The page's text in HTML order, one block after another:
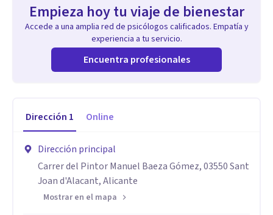
Empieza hoy tu viaje de bienestar
Accede a una amplia red de psicólogos calificados. Empatía y
experiencia a tu servicio.
Encuentra profesionales
Dirección 1 Online
Dirección principal
Carrer del Pintor Manuel Baeza Gómez, 03550 Sant
Joan d'Alacant, Alicante
Mostrar en el mapa